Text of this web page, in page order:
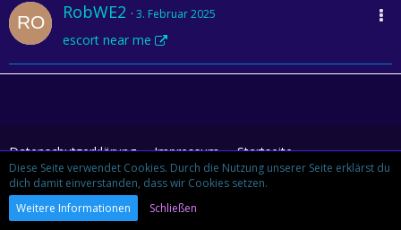
RobWE2 3. Februar 2025
escort near me
Datenschutzerklärung Impressum Startseite
Community-Software:
Diese Seite verwendet Cookies. Durch die Nutzung unserer Seite erklärst du
dich damit einverstanden, dass wir Cookies setzen.
Weitere Informationen
Schließen